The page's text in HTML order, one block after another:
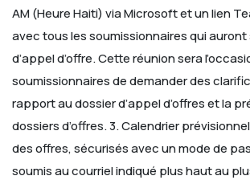
AM (Heure Haiti) via Microsoft et un lien
avec tous les soumissionnaires qui
d’appel d’offre. Cette réunion sera
soumissionnaires de demander des
rapport au dossier d’appel d’offres et la
dossiersd’offres.3. Calendrier prévisionnel
des offres, sécurisés avec un mode de
soumis au courriel indiqué plus haut au